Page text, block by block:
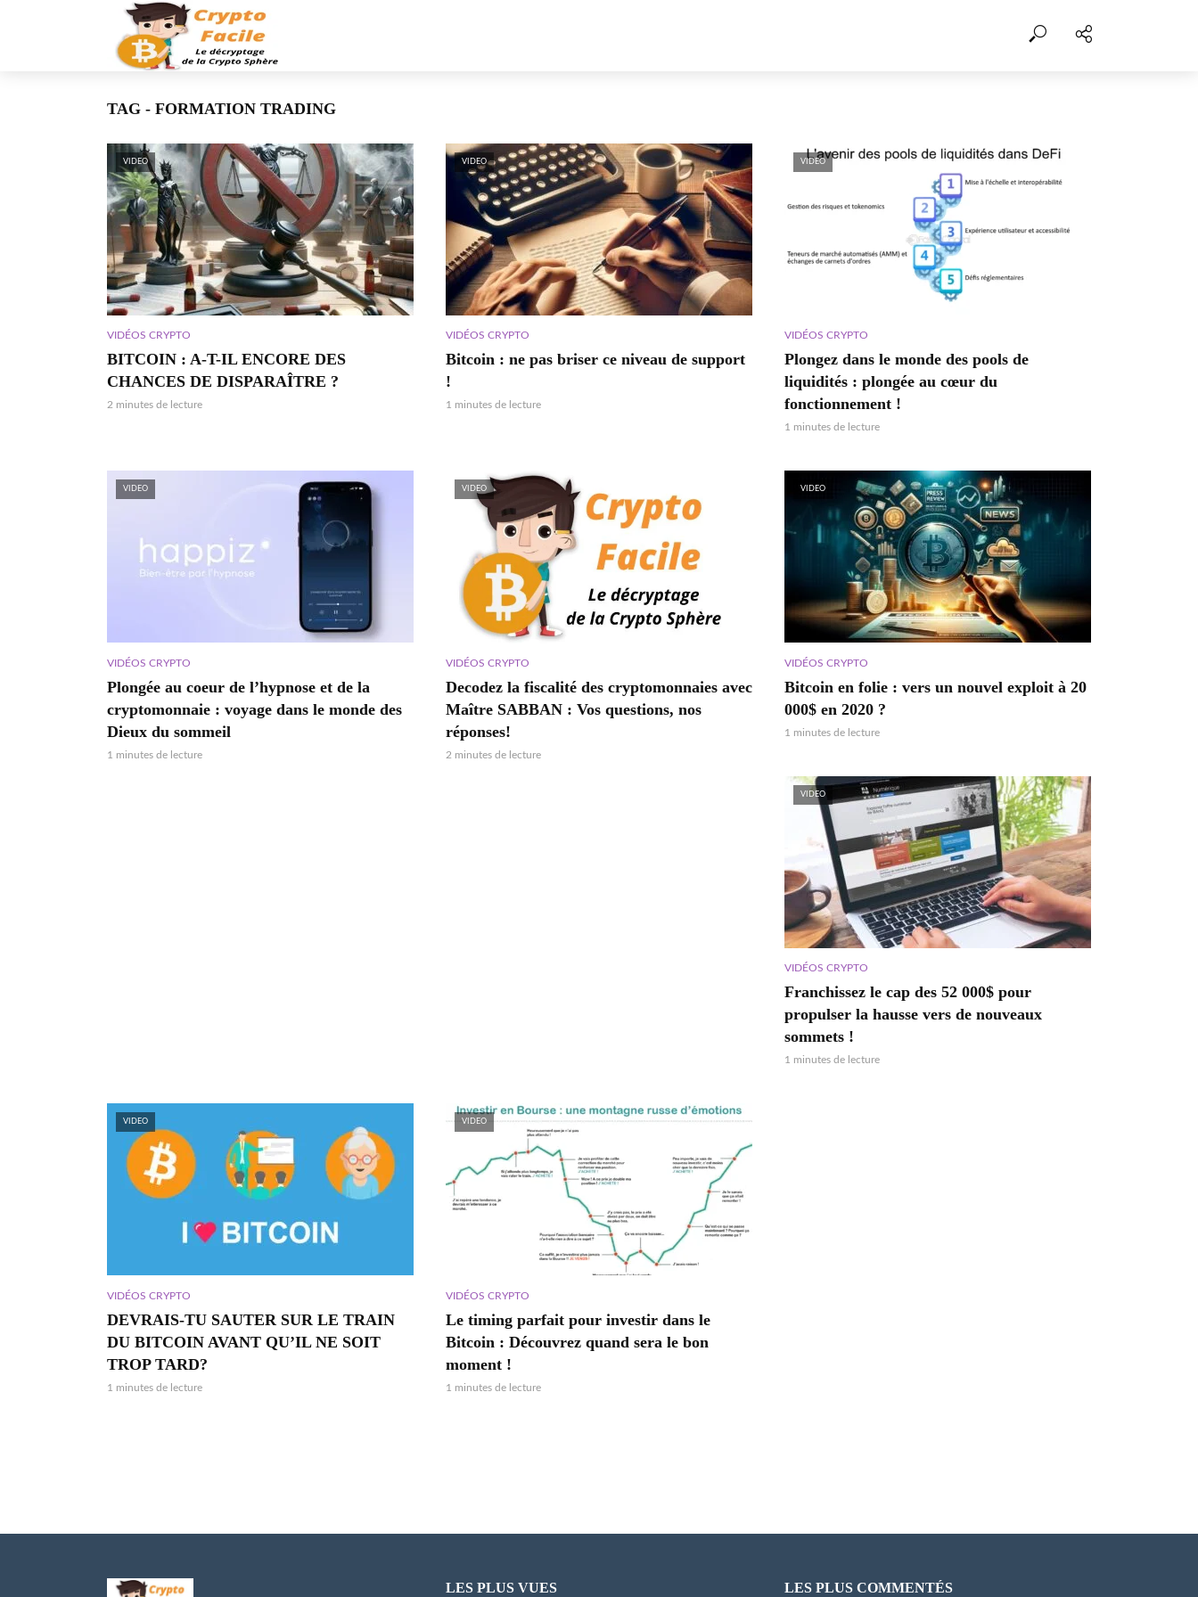
TAG - FORMATION TRADING
VIDEO
VIDÉOS CRYPTO
BITCOIN : A-T-IL ENCORE DES
CHANCES DE DISPARAÎTRE ?
2 minutes de lecture
VIDEO
VIDÉOS CRYPTO
Bitcoin : ne pas briser ce niveau de support
!
1 minutes de lecture
VIDEO
VIDÉOS CRYPTO
Plongez dans le monde des pools de
liquidités : plongée au cœur du
fonctionnement !
1 minutes de lecture
VIDEO
VIDÉOS CRYPTO
Plongée au coeur de l’hypnose et de la
cryptomonnaie : voyage dans le monde des
Dieux du sommeil
1 minutes de lecture
VIDEO
VIDÉOS CRYPTO
Decodez la fiscalité des cryptomonnaies avec
Maître SABBAN : Vos questions, nos
réponses!
2 minutes de lecture
VIDEO
VIDÉOS CRYPTO
Bitcoin en folie : vers un nouvel exploit à 20
000$ en 2020 ?
1 minutes de lecture
VIDEO
VIDÉOS CRYPTO
Franchissez le cap des 52 000$ pour
propulser la hausse vers de nouveaux
sommets !
1 minutes de lecture
VIDEO
VIDÉOS CRYPTO
DEVRAIS-TU SAUTER SUR LE TRAIN
DU BITCOIN AVANT QU’IL NE SOIT
TROP TARD?
1 minutes de lecture
VIDEO
VIDÉOS CRYPTO
Le timing parfait pour investir dans le
Bitcoin : Découvrez quand sera le bon
moment !
1 minutes de lecture
LES PLUS VUES LES PLUS COMMENTÉS